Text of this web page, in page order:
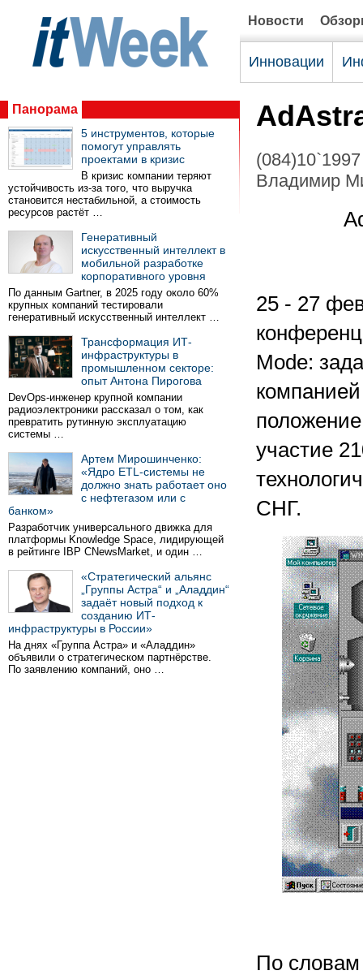
Новости
Инновации
Панорама
5 инструментов, которые
помогут управлять
проектами в кризис
В кризис компании теряют
устойчивость из-за того, что выручка
становится нестабильной, а стоимость
ресурсов растёт …
Генеративный
искусственный интеллект в
мобильной разработке
корпоративного уровня
По данным Gartner, в 2025 году около 60%
крупных компаний тестировали
генеративный искусственный интеллект …
Трансформация ИТ-
инфраструктуры в
промышленном секторе:
опыт Антона Пирогова
DevOps-инженер крупной компании
радиоэлектроники рассказал о том, как
превратить рутинную эксплуатацию
системы …
Артем Мирошинченко:
«Ядро ETL-системы не
должно знать работает оно
с нефтегазом или с
банком»
Разработчик универсального движка для
платформы Knowledge Space, лидирующей
в рейтинге IBP CNewsMarket, и один …
«Стратегический альянс
„Группы Астра“ и „Аладдин“
задаёт новый подход к
созданию ИТ-
инфраструктуры в России»
На днях «Группа Астра» и «Аладдин»
объявили о стратегическом партнёрстве.
По заявлению компаний, оно …
(084)10`1997
Владимир
25 - 27
Mode:
участие
СНГ.
По словам